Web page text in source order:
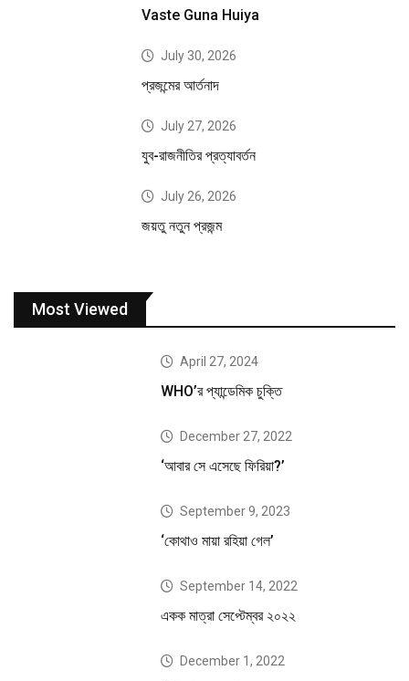
Vaste Guna Huiya
July 30, 2026
প্রজন্মের আর্তনাদ
July 27, 2026
যুব-রাজনীতির প্রত্যাবর্তন
July 26, 2026
জয়তু নতুন প্রজন্ম
Most Viewed
April 27, 2024
WHO’র প্যান্ডেমিক চুক্তি
December 27, 2022
‘আবার সে এসেছে ফিরিয়া?’
September 9, 2023
‘কোথাও মায়া রহিয়া গেল’
September 14, 2022
একক মাত্রা সেপ্টেম্বর ২০২২
December 1, 2022